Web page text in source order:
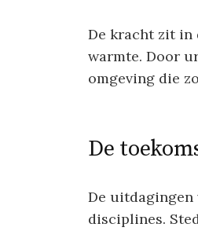
De kracht zit in
warmte. Door
omgeving die
De
De uitdagingen
disciplines.